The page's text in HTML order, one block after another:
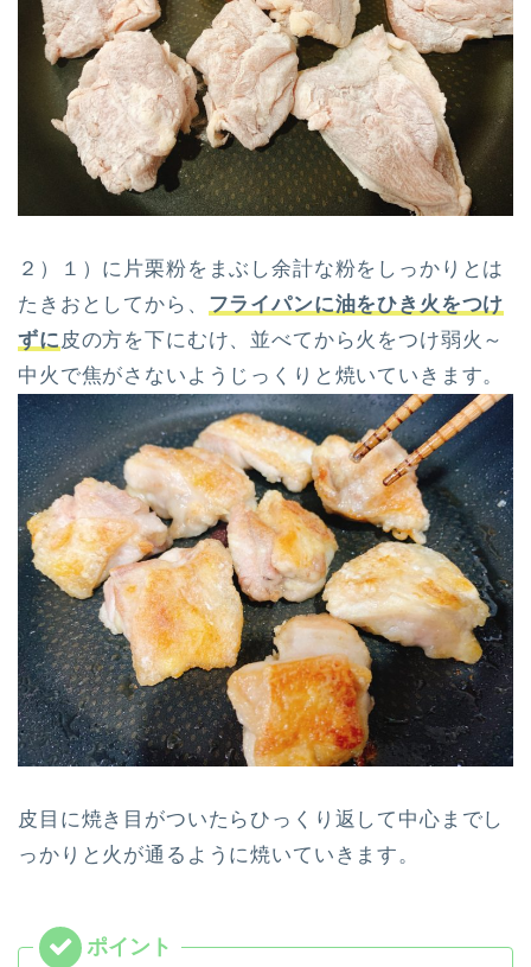
２）１）に片栗粉をまぶし余計な粉をしっかりとは
たきおとしてから、 フライパンに油をひき火をつけ
ずに 皮の方を下にむけ、並べてから火をつけ弱火～
中火で焦がさないようじっくりと焼いていきます。
皮目に焼き目がついたらひっくり返して中心までし
っかりと火が通るように焼いていきます。